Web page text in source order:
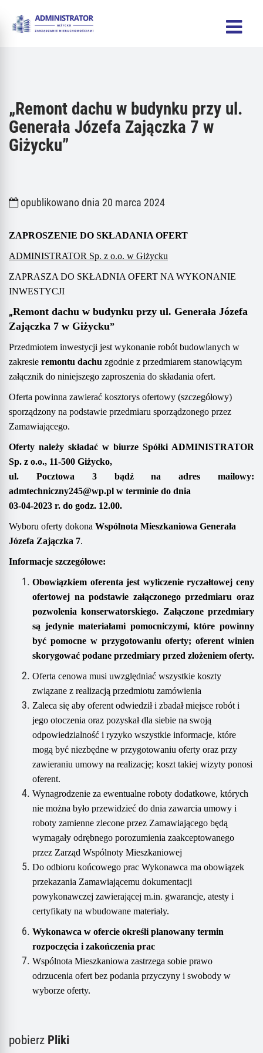
„Remont dachu w budynku przy ul.
Generała Józefa Zajączka 7 w
Giżycku”
opublikowano dnia 20 marca 2024
ZAPROSZENIE DO SKŁADANIA OFERT
ADMINISTRATOR Sp. z o.o. w Giżycku
ZAPRASZA DO SKŁADNIA OFERT NA WYKONANIE
INWESTYCJI
„Remont dachu w budynku przy ul. Generała Józefa
Zajączka 7 w Giżycku”
Przedmiotem inwestycji jest wykonanie robót budowlanych w
zakresie remontu dachu zgodnie z przedmiarem stanowiącym
załącznik do niniejszego zaproszenia do składania ofert.
Oferta powinna zawierać kosztorys ofertowy (szczegółowy)
sporządzony na podstawie przedmiaru sporządzonego przez
Zamawiającego.
Oferty należy składać w biurze Spółki ADMINISTRATOR
Sp. z o.o., 11-500 Giżycko,
ul. Pocztowa 3 bądź na adres mailowy:
admtechniczny245@wp.pl w terminie do dnia
03-04-2023 r. do godz. 12.00.
Wyboru oferty dokona Wspólnota Mieszkaniowa Generała
Józefa Zajączka 7.
Informacje szczegółowe:
Obowiązkiem oferenta jest wyliczenie ryczałtowej ceny
ofertowej na podstawie załączonego przedmiaru oraz
pozwolenia konserwatorskiego. Załączone przedmiary
są jedynie materiałami pomocniczymi, które powinny
być pomocne w przygotowaniu oferty; oferent winien
skorygować podane przedmiary przed złożeniem oferty.
Oferta cenowa musi uwzględniać wszystkie koszty
związane z realizacją przedmiotu zamówienia
Zaleca się aby oferent odwiedził i zbadał miejsce robót i
jego otoczenia oraz pozyskał dla siebie na swoją
odpowiedzialność i ryzyko wszystkie informacje, które
mogą być niezbędne w przygotowaniu oferty oraz przy
zawieraniu umowy na realizację; koszt takiej wizyty ponosi
oferent.
Wynagrodzenie za ewentualne roboty dodatkowe, których
nie można było przewidzieć do dnia zawarcia umowy i
roboty zamienne zlecone przez Zamawiającego będą
wymagały odrębnego porozumienia zaakceptowanego
przez Zarząd Wspólnoty Mieszkaniowej
Do odbioru końcowego prac Wykonawca ma obowiązek
przekazania Zamawiającemu dokumentacji
powykonawczej zawierającej m.in. gwarancje, atesty i
certyfikaty na wbudowane materiały.
Wykonawca w ofercie określi planowany termin
rozpoczęcia i zakończenia prac
Wspólnota Mieszkaniowa zastrzega sobie prawo
odrzucenia ofert bez podania przyczyny i swobody w
wyborze oferty.
pobierz Pliki